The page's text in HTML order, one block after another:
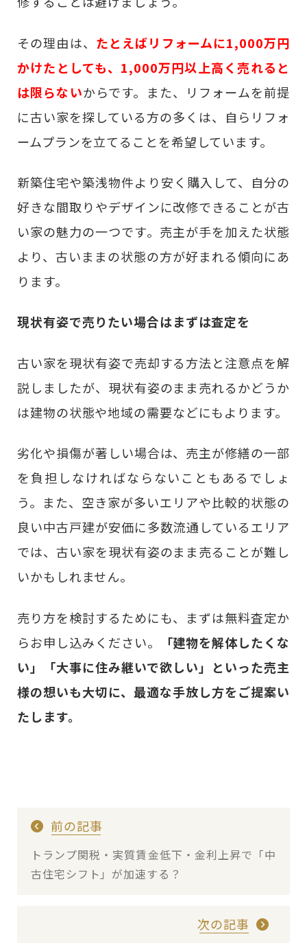
その理由は、 たとえばリフォームに1,000万円
かけたとしても、1,000万円以上高く売れると
は限らないからです。また、リフォームを前提
に古い家を探している方の多くは、自らリフォ
ームプランを立てることを希望しています。
新築住宅や築浅物件より安く購入して、自分の
好きな間取りやデザインに改修できることが古
い家の魅力の一つです。売主が手を加えた状態
より、古いままの状態の方が好まれる傾向にあ
ります。
現状有姿で売りたい場合はまずは査定を
古い家を現状有姿で売却する方法と注意点を解
説しましたが、現状有姿のまま売れるかどうか
は建物の状態や地域の需要などにもよります。
劣化や損傷が著しい場合は、売主が修繕の一部
を負担しなければならないこともあるでしょ
う。また、空き家が多いエリアや比較的状態の
良い中古戸建が安価に多数流通しているエリア
では、古い家を現状有姿のまま売ることが難し
いかもしれません。
売り方を検討するためにも、まずは無料査定か
らお申し込みください。
「建物を解体したくな
い」「大事に住み継いで欲しい」といった売主
様の想いも大切に、最適な手放し方をご提案い
たします。
前の記事
トランプ関税・実質賃金低下・金利上昇で「中
古住宅シフト」が加速する？
次の記事